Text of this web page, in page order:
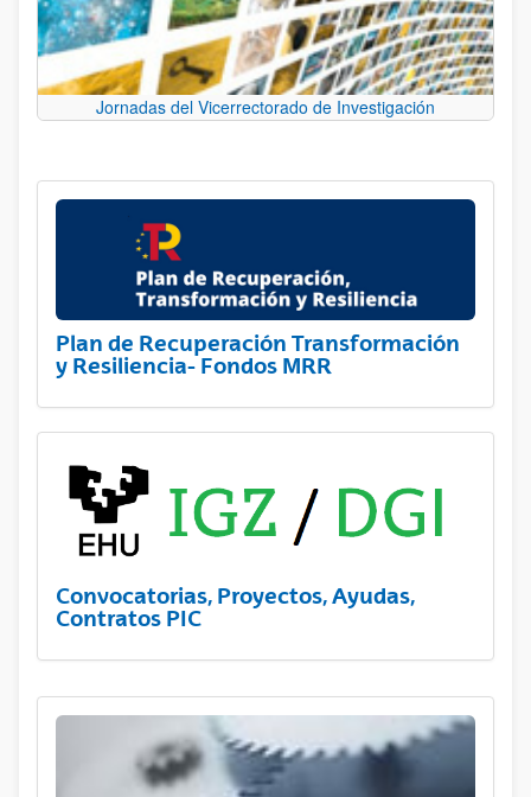
Jornadas del Vicerrectorado de Investigación
Plan de Recuperación Transformación
y Resiliencia- Fondos MRR
Convocatorias, Proyectos, Ayudas,
Contratos PIC